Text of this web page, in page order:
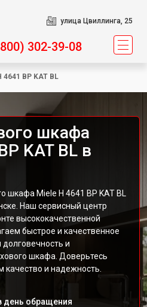
улица Цвиллинга, 25
302-39-08
4641 BP KAT BL
шкафа
KAT BL в
шкафа Miele H 4641 BP KAT BL
Наш сервисный центр
высококачественной
быстрое и качественное
и
шкафа. Доверьтесь
и надежность.
день обращения